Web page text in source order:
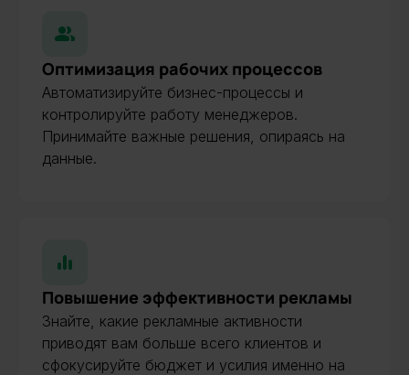
Оптимизация рабочих процессов
Автоматизируйте бизнес-процессы и
контролируйте работу менеджеров.
Принимайте важные решения, опираясь на
данные.
Повышение эффективности рекламы
Знайте, какие рекламные активности
приводят вам больше всего клиентов и
сфокусируйте бюджет и усилия именно на